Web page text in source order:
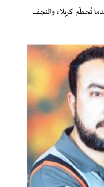
تُحطّم كربلاء والنجف